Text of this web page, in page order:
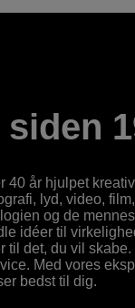
40 år hjulpet
lyd, video,
og de
idéer til
det, du vil
Med vores
bedst til dig.